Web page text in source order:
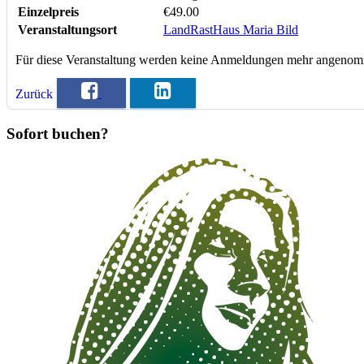
Einzelpreis
€49.00
Veranstaltungsort
LandRastHaus Maria Bild
Für diese Veranstaltung werden keine Anmeldungen mehr
Zurück
Sofort buchen?